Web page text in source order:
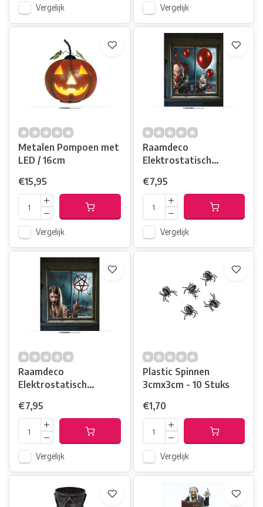
Vergelijk Vergelijk
Metalen Pompoen met
LED / 16cm
€15,95
Vergelijk
Raamdeco
Elektrostatisch
€7,95
Vergelijk
Raamdeco
Elektrostatisch
€7,95
Vergelijk
Plastic Spinnen
3cmx3cm - 10 Stuks
€1,70
Vergelijk